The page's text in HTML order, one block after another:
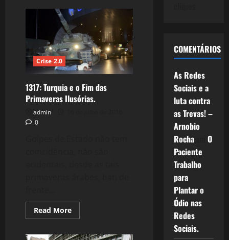
O
Golpe
Permanente?
Crise 2.0
1317: Turquia e o Fim das
Primaveras Ilusórias.
admin
0
Read MoreRead
more
Turquia
COMENTÁRIOS
As Redes
Sociais e a
luta contra
as Trevas! –
Arnobio
Rochaem O
Paciente
Trabalho
para
Plantar o
Ódio nas
Redes
Sociais.